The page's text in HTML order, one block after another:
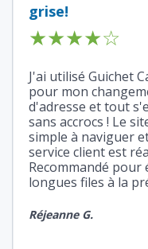
grise!
★★★★☆
J'ai utilisé Guichet
pour mon
d'adresse et tout
sans accrocs ! Le
simple à naviguer
service client est
Recommandé pour
longues files à la
Réjeanne G.